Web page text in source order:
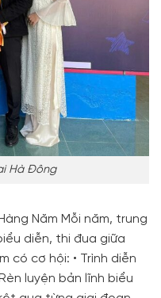
Hà Đông
Năm Mỗi năm, trung
diễn, thi đua giữa
có cơ hội: • Trình diễn
luyện bản lĩnh biểu